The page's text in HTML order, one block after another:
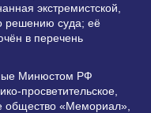
экстремистской,
решению суда; её
в перечень
Минюстом РФ
просветительское,
общество «Мемориал»,